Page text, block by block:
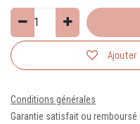
Conditions générales
Garantie satisfait ou remboursé